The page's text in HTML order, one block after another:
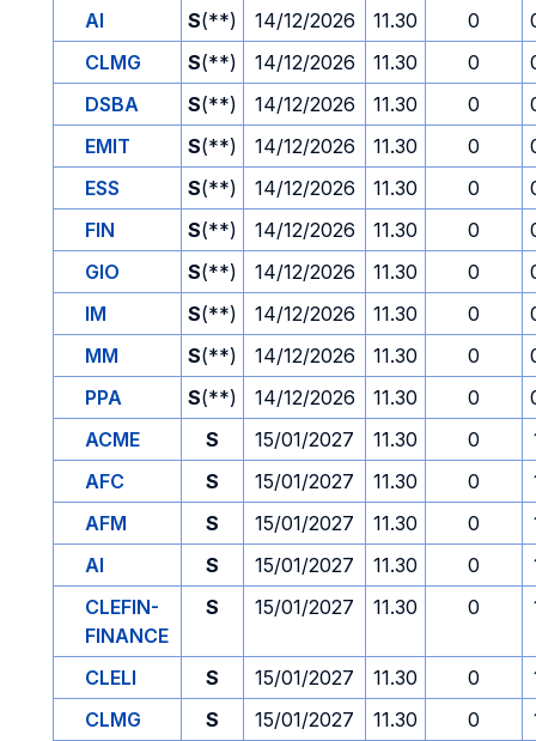
AI
S(**) 14/12/2026 11.30 0
CLMG
S(**) 14/12/2026 11.30 0
DSBA
S(**) 14/12/2026 11.30 0
EMIT
S(**) 14/12/2026 11.30 0
ESS
S(**) 14/12/2026 11.30 0
FIN
S(**) 14/12/2026 11.30 0
GIO
S(**) 14/12/2026 11.30 0
IM
S(**) 14/12/2026 11.30 0
MM
S(**) 14/12/2026 11.30 0
PPA
S(**) 14/12/2026 11.30 0
ACME
S 15/01/2027 11.30 0
AFC
S 15/01/2027 11.30 0
AFM
S 15/01/2027 11.30 0
AI
S 15/01/2027 11.30 0
CLEFIN-
FINANCE
S 15/01/2027 11.30 0
CLELI S 15/01/2027 11.30 0
CLMG
S 15/01/2027 11.30 0